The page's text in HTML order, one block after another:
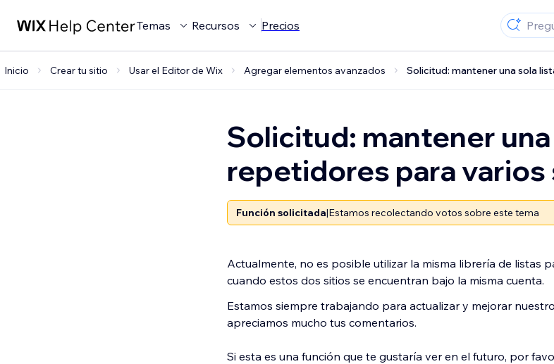
Temas Recursos Precios
Inicio Crear tu sitio Usar el Editor de Wix Agregar elementos avanzados Solicitud: mantener una sola
Solicitud: mantener
repetidores para
Función solicitada|Estamos recolectando votos sobre este tema
Actualmente, no es posible utilizar la misma librería de listas
cuando estos dos sitios se encuentran bajo la misma cuenta.
Estamos siempre trabajando para actualizar y mejorar
apreciamos mucho tus comentarios.
Si esta es una función que te gustaría ver en el futuro, por